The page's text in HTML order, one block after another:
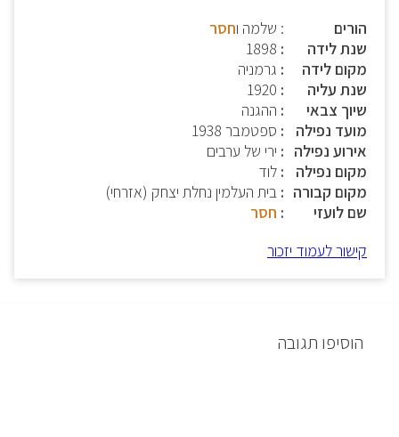
הורים
: שלמה וחסר
שנת לידה
1898
מקום לידה
גרמניה
שנת עליה
1920
שיוך צבאי
ההגנה
מועד נפילה
ספטמבר 1938
אירוע נפילה
ירי של ערבים
מקום נפילה
לוד
מקום קבורה
בית העלמין נחלת יצחק (אזרחי)
שם לועזי
חסר
קישור לעמוד יזכור
הוסיפו תגובה